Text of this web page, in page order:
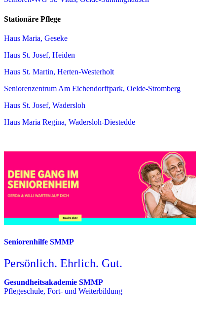
Stationäre Pflege
Haus Maria, Geseke
Haus St. Josef, Heiden
Haus St. Martin, Herten-Westerholt
Seniorenzentrum Am Eichendorffpark, Oelde-Stromberg
Haus St. Josef, Wadersloh
Haus Maria Regina, Wadersloh-Diestedde
Seniorenhilfe SMMP
Persönlich. Ehrlich. Gut.
Gesundheitsakademie SMMP
Pflegeschule, Fort- und Weiterbildung